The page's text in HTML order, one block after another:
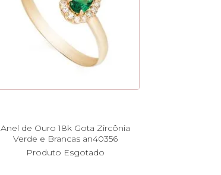
Anel de Ouro 18k Gota Zircônia
Verde e Brancas an40356
Produto Esgotado